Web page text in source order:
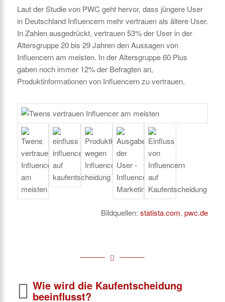
Laut der Studie von PWC geht hervor, dass jüngere User
in Deutschland Influencern mehr vertrauen als ältere User.
In Zahlen ausgedrückt, vertrauen 53% der User in der
Altersgruppe 20 bis 29 Jahren den Aussagen von
Influencern am meisten. In der Altersgruppe 60 Plus
gaben noch immer 12% der Befragten an,
Produktinformationen von Influencern zu vertrauen.
Bildquellen:statista.com,pwc.de
Wie wird die Kaufentscheidung
beeinflusst?